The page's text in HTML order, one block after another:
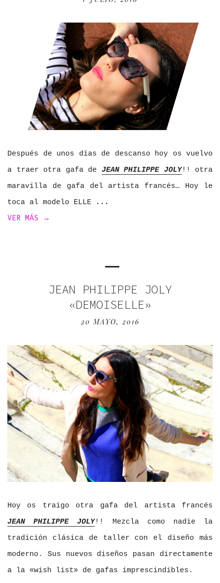
Después de unos días de descanso hoy os vuelvo
a traer otra gafa de JEAN PHILIPPE JOLY!! otra
maravilla de gafa del artista francés… Hoy le
toca al modelo ELLE
VER MÁS →
JEAN PHILIPPE JOLY
«DEMOISELLE»
20 MAYO, 2016
Hoy os traigo otra gafa del artista francés
JEAN PHILIPPE JOLY!! Mezcla como nadie la
tradición clásica de taller con el diseño más
moderno. Sus nuevos diseños pasan directamente
a la «wish list» de gafas imprescindibles.